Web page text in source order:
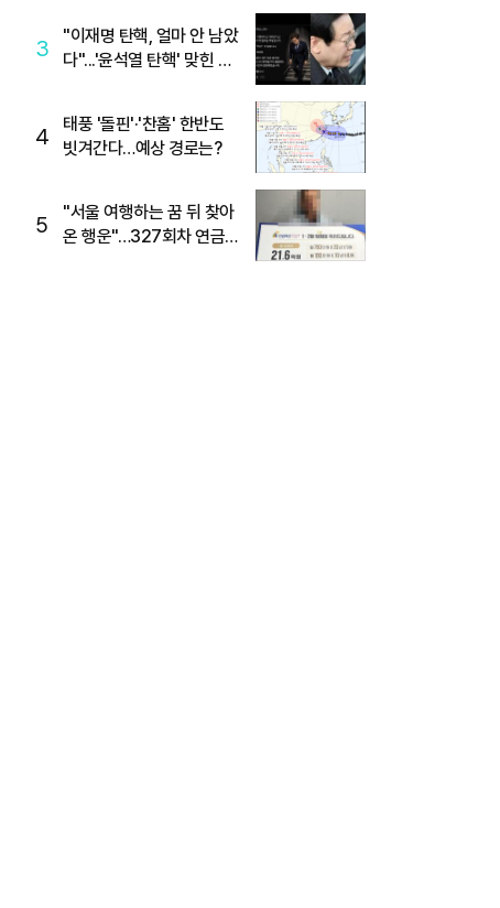
3
"이재명 탄핵, 얼마 안 남았
다"...'윤석열 탄핵' 맞힌 무
4
태풍 '돌핀'·'찬홈' 한반도
빗겨간다…예상 경로는?
5
"서울 여행하는 꿈 뒤 찾아
온 행운"…327회차 연금